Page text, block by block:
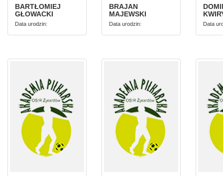
BARTŁOMIEJ
GŁOWACKI
Data urodzin:
BRAJAN
MAJEWSKI
Data urodzin: Data